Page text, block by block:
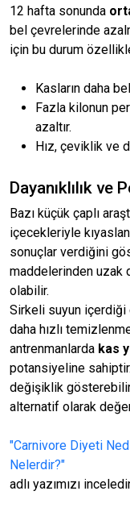
12 hafta sonunda
bel çevrelerinde
için bu durum
Kasların daha
Fazla kilonun
azaltır.
Hız, çeviklik ve
Dayanıklılık ve
Bazı küçük çaplı
içecekleriyle
sonuçlar verdiğini
maddelerinden uzak
olabilir.
Sirkeli suyun içerdiği
daha hızlı
antrenmanlarda kas
potansiyeline
değişiklik
alternatif olarak
"Carnivore Diyeti
Nelerdir?"
adlı yazımızı